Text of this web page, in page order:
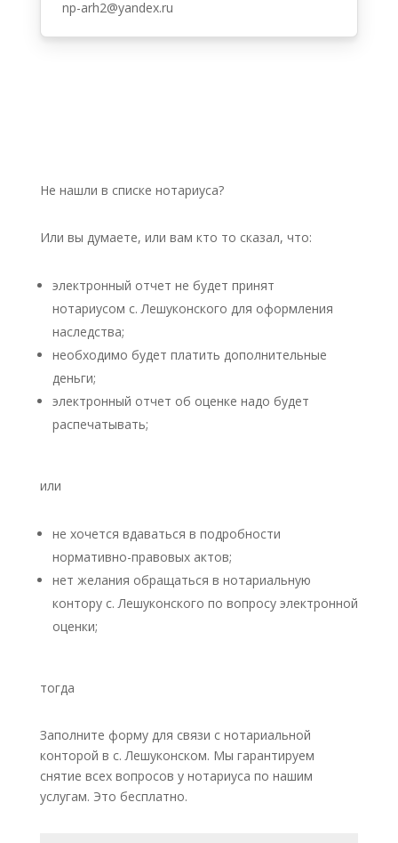
np-arh2@yandex.ru
Не нашли в списке нотариуса?
Или вы думаете, или вам кто то сказал, что:
электронный отчет не будет принят
нотариусом с. Лешуконского для оформления
наследства;
необходимо будет платить дополнительные
деньги;
электронный отчет об оценке надо будет
распечатывать;
или
не хочется вдаваться в подробности
нормативно-правовых актов;
нет желания обращаться в нотариальную
контору с. Лешуконского по вопросу электронной
оценки;
тогда
Заполните форму для связи с нотариальной
конторой в с. Лешуконском. Мы гарантируем
снятие всех вопросов у нотариуса по нашим
услугам. Это бесплатно.